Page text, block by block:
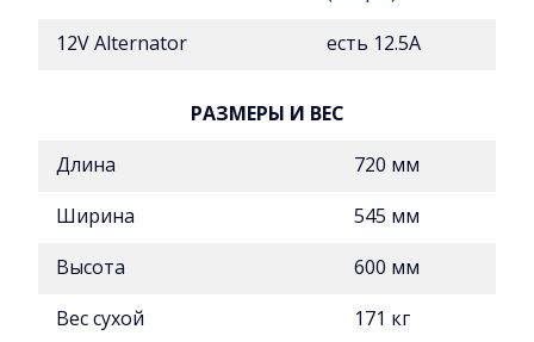
12V Alternator
есть 12.5A
РАЗМЕРЫ И ВЕС
Длина
720 мм
Ширина
545 мм
Высота
600 мм
Вес сухой
171 кг